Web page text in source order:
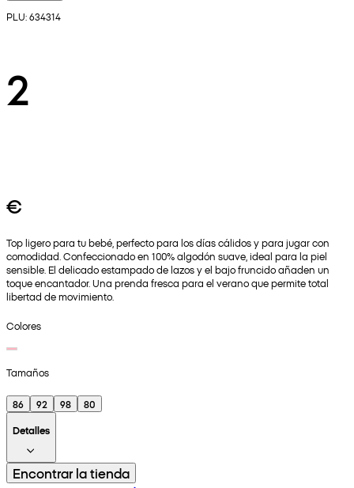
PLU: 634314
2
€
Top ligero para tu bebé, perfecto para los días cálidos y para jugar con
comodidad. Confeccionado en 100% algodón suave, ideal para la piel
sensible. El delicado estampado de lazos y el bajo fruncido añaden un
toque encantador. Una prenda fresca para el verano que permite total
libertad de movimiento.
Colores
Tamaños
86 92 98
80
Detalles
Encontrar la tienda